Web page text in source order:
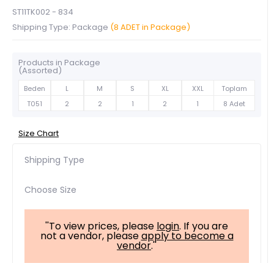
ST11TK002 - 834
Shipping Type: Package (8 ADET in Package)
Products in Package
(Assorted)
Beden L M S XL XXL
Toplam
T051
2 2 1 2 1 8 Adet
Size Chart
Shipping Type
Choose Size
''To view prices, please login. If you are
not a vendor, pleaseapply to become a
vendor.''